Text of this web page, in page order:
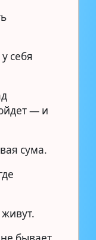
себя
— и
сума.